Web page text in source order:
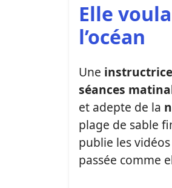
Elle
l’océan
Une
séances
et adepte de la
plage de sable
publie les
passée comme